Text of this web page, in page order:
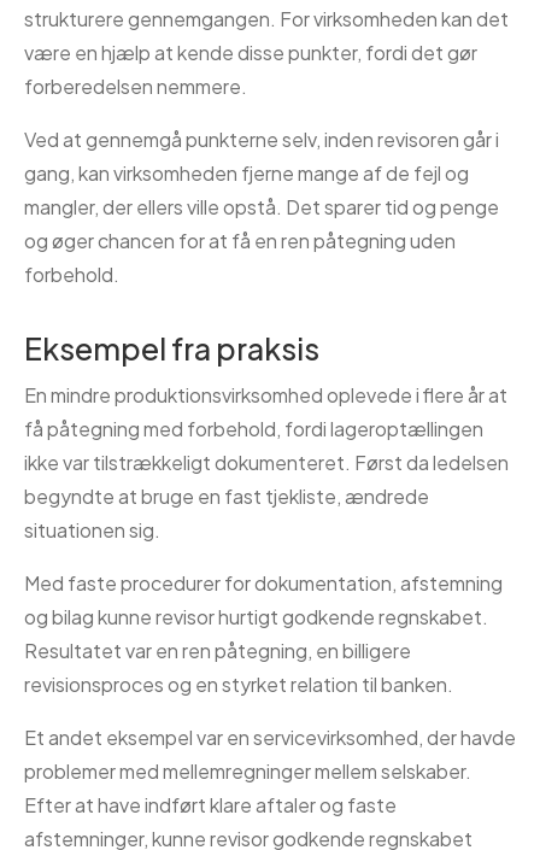
strukturere gennemgangen. For virksomheden kan det
være en hjælp at kende disse punkter, fordi det gør
forberedelsen nemmere.
Ved at gennemgå punkterne selv, inden revisoren går i
gang, kan virksomheden fjerne mange af de fejl og
mangler, der ellers ville opstå. Det sparer tid og penge
og øger chancen for at få en ren påtegning uden
forbehold.
Eksempel fra praksis
En mindre produktionsvirksomhed oplevede i flere år at
få påtegning med forbehold, fordi lageroptællingen
ikke var tilstrækkeligt dokumenteret. Først da ledelsen
begyndte at bruge en fast tjekliste, ændrede
situationen sig.
Med faste procedurer for dokumentation, afstemning
og bilag kunne revisor hurtigt godkende regnskabet.
Resultatet var en ren påtegning, en billigere
revisionsproces og en styrket relation til banken.
Et andet eksempel var en servicevirksomhed, der havde
problemer med mellemregninger mellem selskaber.
Efter at have indført klare aftaler og faste
afstemninger, kunne revisor godkende regnskabet